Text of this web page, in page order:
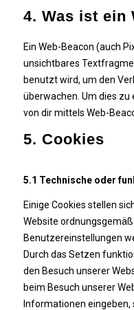
4. Was ist ein
Ein Web-Beacon (auch
unsichtbares
benutzt wird, um den
überwachen. Um dies
von dir mittels Web-
5. Cookies
5.1 Technische oder
Einige Cookies stellen
Website
Benutzereinstellungen
Durch das Setzen
den Besuch unserer
beim Besuch unserer
Informationen eingeben,